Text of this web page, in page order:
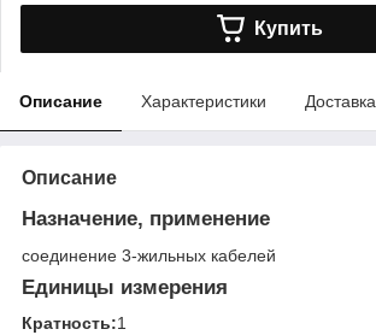
Купить
Описание Характеристики Доставка
Описание
Назначение, применение
соединение 3-жильных кабелей
Единицы измерения
Кратность:1